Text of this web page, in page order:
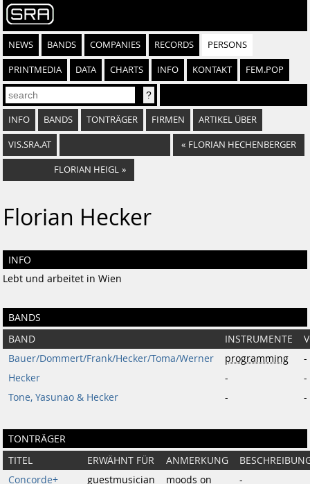
NEWS BANDS COMPANIES RECORDS PERSONS
PRINTMEDIA DATA CHARTS INFO KONTAKT FEM.POP
INFO BANDS TONTRÄGER FIRMEN ARTIKEL ÜBER
VIS.SRA.AT « FLORIAN HECHENBERGER
FLORIAN HEIGL »
Florian Hecker
INFO
Lebt und arbeitet in Wien
BANDS
BAND INSTRUMENTE
Bauer/Dommert/Frank/Hecker/Toma/Werner
programming
-
Hecker
-
-
Tone, Yasunao & Hecker
- -
TONTRÄGER
TITEL ERWÄHNT FÜR ANMERKUNG
Concorde+
guestmusician
moods on
-